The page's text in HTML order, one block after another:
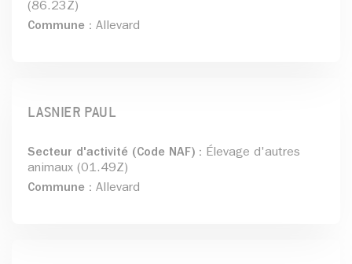
(86.23Z)
Commune : Allevard
LASNIER PAUL
Secteur d'activité (Code NAF) : Élevage d'autres
animaux (01.49Z)
Commune : Allevard